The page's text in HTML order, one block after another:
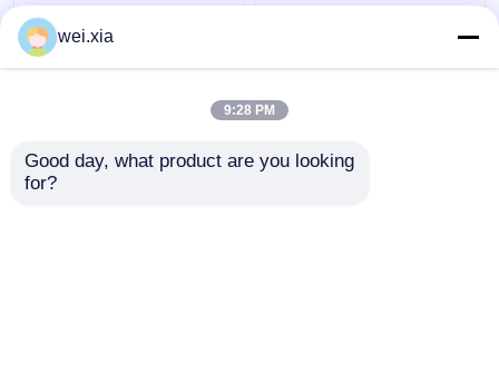
Autoclave concreta
chimica con la porta di
controllo dello SpA e di
Autoclave concreta
leggeri
wei.xia
9:28 PM
Good day, what product are you looking
for?